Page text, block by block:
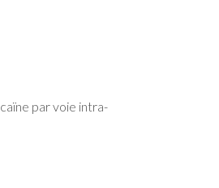
par voie intra-